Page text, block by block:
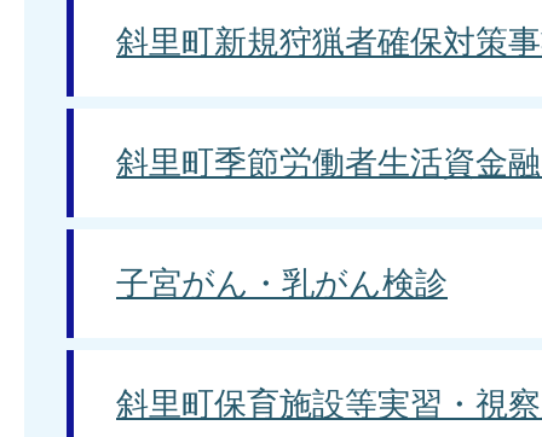
斜里町新規狩猟者確保対策
斜里町季節労働者生活資金
子宮がん・乳がん検診
斜里町保育施設等実習・視